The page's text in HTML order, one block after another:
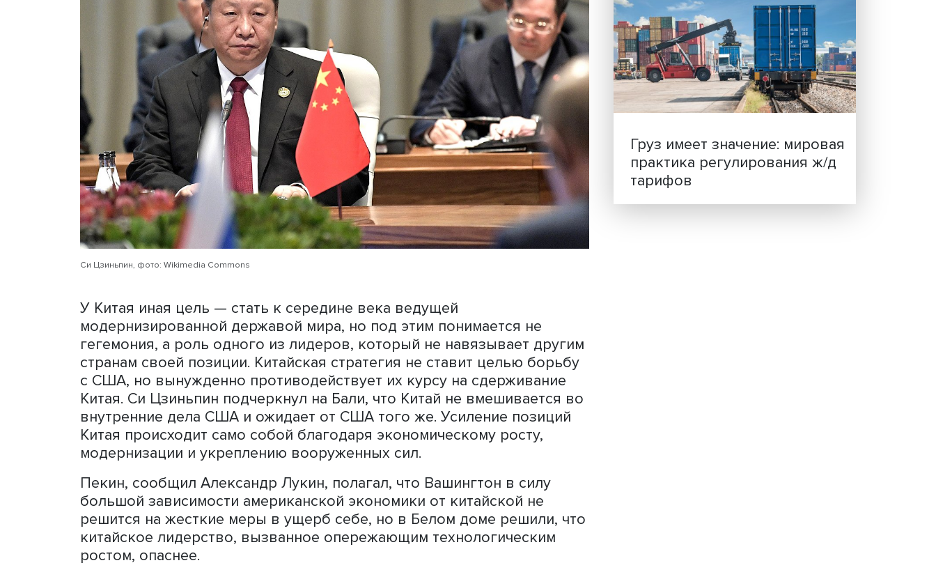
негативно повлиять на развитие событий. В американской стратегии
национальной безопасности указано, что угроза мировой гегемонии
США рассматривается как угроза стране. Президент США Джозеф
Байден на недавней встрече с Си Цзиньпином на саммите G20 на Бали
сказал, что намерен укреплять мощь США, не доводя дело до
конфликта.
Си Цзиньпин, фото: Wikimedia Commons
Индивидуальные и
ценности: в ЦенСИБ
завершилась летняя